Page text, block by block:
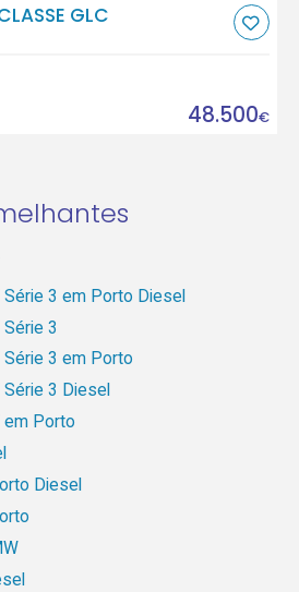
GLC
48.500€
3 em Porto Diesel
3
3 em Porto
3 Diesel
em Porto
Diesel